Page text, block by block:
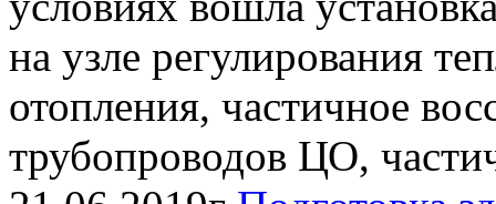
на узле регулирования
отопления, частичное
трубопроводов ЦО,